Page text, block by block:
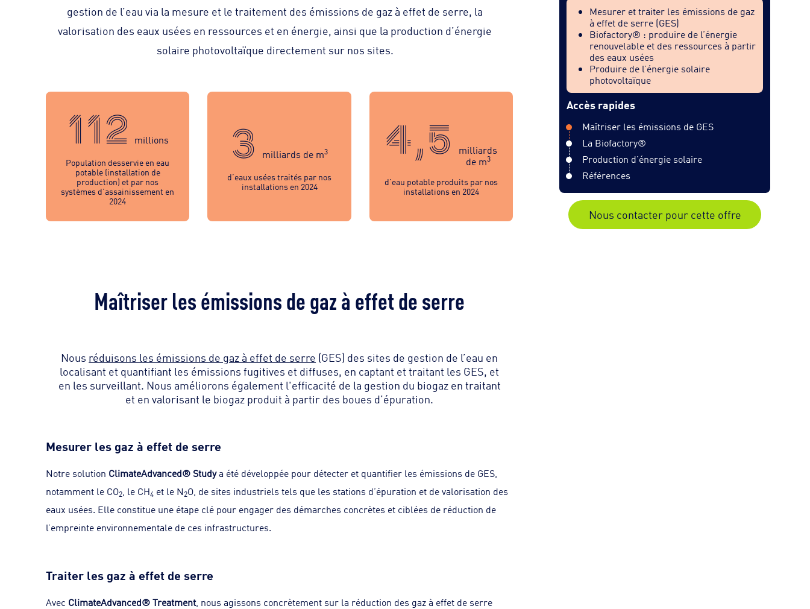
gestion de l’eau via la mesure et le traitement des émissions de gaz à effet de serre, la
valorisation des eaux usées en ressources et en énergie, ainsi que la production d’énergie
solaire photovoltaïque directement sur nos sites.
Mesurer et traiter les émissions de gaz
à effet de serre (GES)
Biofactory® : produire de l’énergie
renouvelable et des ressources à partir
des eaux usées
Produire de l’énergie solaire
photovoltaïque
Accès rapides
Maîtriser les émissions de GES
La Biofactory®
Production d’énergie solaire
Références
Nous contacter pour cette offre
112 millions
Population desservie en eau
potable (installation de
production) et par nos
systèmes d’assainissement en
2024
3 milliards de m3
d’eaux usées traités par nos
installations en 2024
4,5
milliards
de m3
d’eau potable produits par nos
installations en 2024
Maîtriser les émissions de gaz à effet de serre
Nous réduisons les émissions de gaz à effet de serre (GES) des sites de gestion de l’eau en
localisant et quantifiant les émissions fugitives et diffuses, en captant et traitant les GES, et
en les surveillant. Nous améliorons également l'efficacité de la gestion du biogaz en traitant
et en valorisant le biogaz produit à partir des boues d’épuration.
Mesurer les gaz à effet de serre
Notre solution ClimateAdvanced® Studya été développée pour détecter et quantifier les émissions de GES,
notamment le CO2, le CH4 et le N2O, de sites industriels tels que les stations d’épuration et de valorisation des
eaux usées. Elle constitue une étape clé pour engager des démarches concrètes et ciblées de réduction de
l’empreinte environnementale de ces infrastructures.
Traiter les gaz à effet de serre
Avec ClimateAdvanced® Treatment, nous agissons concrètement sur la réduction des gaz à effet de serre